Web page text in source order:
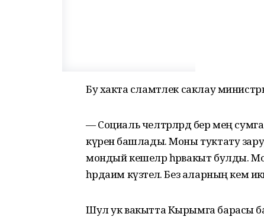
Бу хакта сәламәтлек саклау
— Социаль челтәрләрдә бер мең
күренә башлады. Моны туктату
мондый кешеләр һәрвакыт булды.
һәрдаим күзәтелә. Без аларның кем
Шул ук вакытта Кырымга барасы